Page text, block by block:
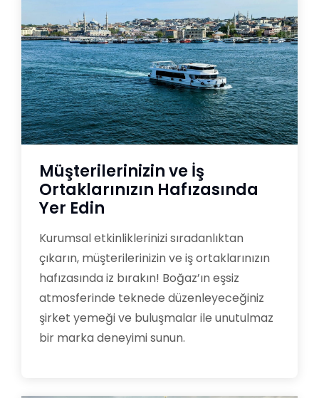
Müşterilerinizin ve İş
Ortaklarınızın Hafızasında
Yer Edin
Kurumsal etkinliklerinizi sıradanlıktan
çıkarın, müşterilerinizin ve iş ortaklarınızın
hafızasında iz bırakın! Boğaz’ın eşsiz
atmosferinde teknede düzenleyeceğiniz
şirket yemeği ve buluşmalar ile unutulmaz
bir marka deneyimi sunun.